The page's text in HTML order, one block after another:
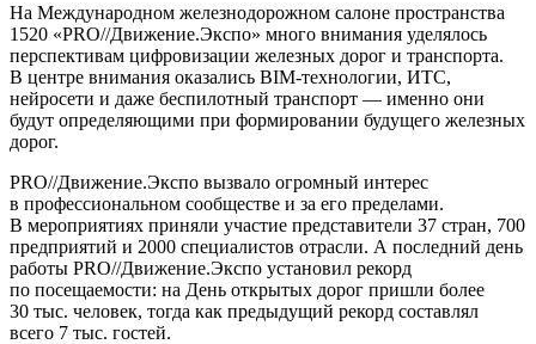
На Международном железнодорожном салоне пространства
1520 «PRO//Движение.Экспо» много внимания уделялось
перспективам цифровизации железных дорог и транспорта.
В центре внимания оказались BIM-технологии, ИТС,
нейросети и даже беспилотный транспорт — именно они
будут определяющими при формировании будущего железных
дорог.
PRO//Движение.Экспо вызвало огромный интерес
в профессиональном сообществе и за его пределами.
В мероприятиях приняли участие представители 37 стран, 700
предприятий и 2000 специалистов отрасли. А последний день
работы PRO//Движение.Экспо установил рекорд
по посещаемости: на День открытых дорог пришли более
30 тыс. человек, тогда как предыдущий рекорд составлял
всего 7 тыс. гостей.